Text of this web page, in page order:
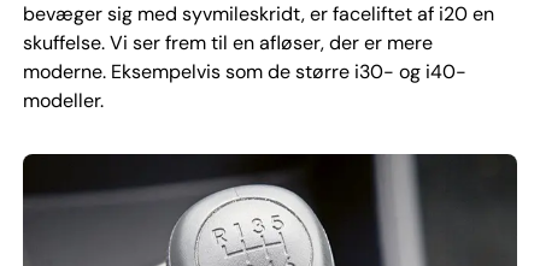
bevæger sig med syvmileskridt, er faceliftet af i20 en
skuffelse. Vi ser frem til en afløser, der er mere
moderne. Eksempelvis som de større i30- og i40-
modeller.